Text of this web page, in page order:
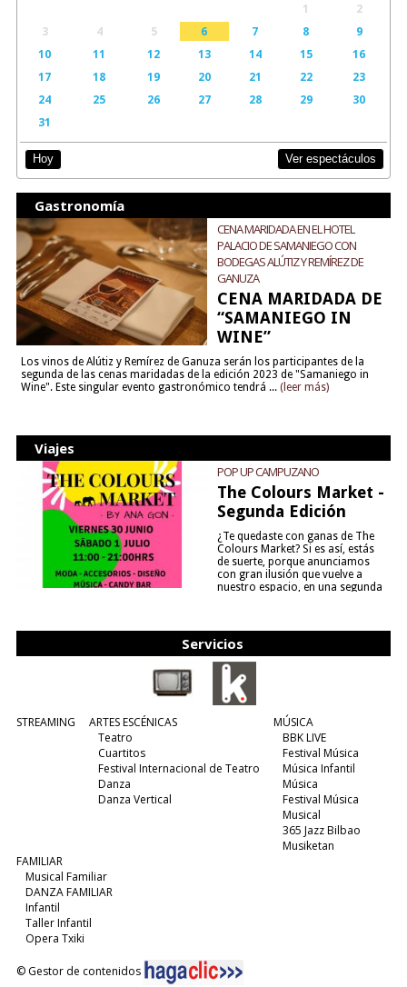
1
2
3
4 5 6 7 8
9
10
11 12 13 14 15
16
17
18 19 20 21 22
23
24
25 26 27 28 29
30
31
Hoy Ver espectáculos
Gastronomía
CENA MARIDADA EN EL HOTEL
PALACIO DE SAMANIEGO CON
BODEGAS ALÚTIZ Y REMÍREZ DE
GANUZA
CENA MARIDADA DE
“SAMANIEGO IN
WINE”
Los vinos de Alútiz y Remírez de Ganuza serán los participantes de la
segunda de las cenas maridadas de la edición 2023 de "Samaniego in
Wine". Este singular evento gastronómico tendrá ... (leer más)
Viajes
POP UP CAMPUZANO
The Colours Market -
Segunda Edición
¿Te quedaste con ganas de The
Colours Market? Si es así, estás
de suerte, porque anunciamos
con gran ilusión que vuelve a
nuestro espacio, en una segunda
Servicios
STREAMING
ARTES ESCÉNICAS
Teatro
Cuartitos
Festival Internacional de Teatro
Danza
Danza Vertical
MÚSICA
BBK LIVE
Festival Música
Música Infantil
Música
Festival Música
Musical
365 Jazz Bilbao
Musiketan
FAMILIAR
Musical Familiar
DANZA FAMILIAR
Infantil
Taller Infantil
Opera Txiki
© Gestor de contenidos